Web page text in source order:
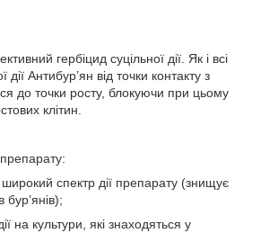
гербіцид суцільної дії. Як і всі
дії Антибур’ян від точки контакту з
до точки росту, блокуючи при цьому
клітин.
спектр дії препарату (знищує
бур’янів);
на культури, які знаходяться у